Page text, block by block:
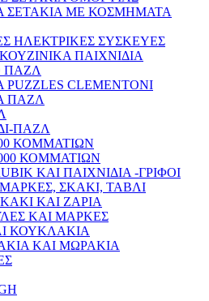
ΣΕΤΑΚΙΑ ΜΕ ΚΟΣΜΗΜΑΤΑ
ΗΛΕΚΤΡΙΚΕΣ ΣΥΣΚΕΥΕΣ
ΠΑΙΧΝΙΔΙΑ
ΠΑΖΛ
PUZZLES CLEMENTONI
ΠΑΖΛ
ΠΑΖΛ
ΚΟΜΜΑΤΙΩΝ
ΚΟΜΜΑΤΙΩΝ
ΚΑΙ ΠΑΙΧΝΙΔΙΑ -ΓΡΙΦΟΙ
ΣΚΑΚΙ, ΤΑΒΛΙ
ΚΑΙ ΖΑΡΙΑ
ΚΑΙ ΜΑΡΚΕΣ
ΚΟΥΚΛΑΚΙΑ
ΚΑΙ ΜΩΡΑΚΙΑ